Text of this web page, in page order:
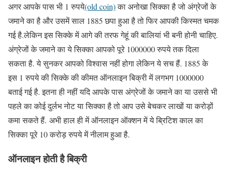
अगर आपके पास भी 1 रुपये(old coin)का अनोखा सिक्का है जो अंग्रेजों के
जमाने का है और उसमें साल 1885 छपा हुआ है तो फिर आपकी किस्मत चमक
गई है.लेकिन इस सिक्के में आगे की तरफ गेहूं की बालियां भी बनी होनी चाहिए.
अंग्रेजों के जमाने का ये सिक्का आपको पूरे 1000000 रुपये तक दिला
सकता है. ये सुनकर आपको विश्वास नहीं होगा लेकिन ये सच हैं. 1885 के
इस 1 रुपये की सिक्के की कीमत ऑनलाइन बिक्री में लगभग 1000000
बताई गई है. इतना ही नहीं यदि आपके पास अंग्रेजों के जमाने का या उससे भी
पहले का कोई दुर्लभ नोट या सिक्का है तो आप उसे बेचकर लाखों या करोड़ों
कमा सकते हैं. अभी हाल ही में ऑनलाइन ऑक्शन में ये ब्रिटिश काल का
सिक्का पूरे 10 करोड़ रुपये में नीलाम हुआ है.
ऑनलाइन होती है बिक्री